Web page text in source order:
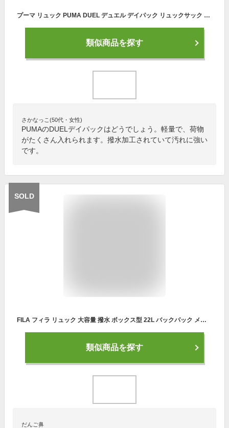
プーマ リュック PUMA DUEL デュエル デイパック リュックサック バックパック 34L 大容量 デカリュック 普段使い通勤 通学 アウトドア スポーツ 部活 旅行 トラベル レジャー 撥水 軽量 B4 A4 PC収納 メンズ レディース ジュニア 高校生 男女兼用 ブランド 人気 J20155
類似商品を探す
さかなっこ(50代・女性)
PUMAのDUELデイパックはどうでしょう。軽量で、荷物
がたくさん入れられます。撥水加工されていて汚れに強い
です。
SOLD
FILA フィラ リュック 大容量 撥水 ボックス型 22L バックパック メンズ レディース 雨の日 スポーツリュック 丈夫 ターポリン 通学 高校生 中学生 通勤 防災リュック ブランド リュックサック 旅行 バックパック 軽量 韓国 プレゼント karlas
類似商品を探す
だんご鼻